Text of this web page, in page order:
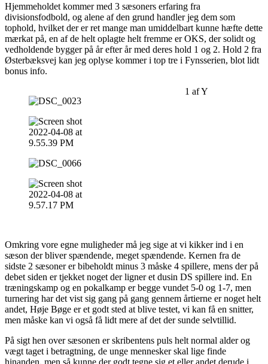
Hjemmeholdet kommer med 3 sæsoners erfaring fra
divisionsfodbold, og alene af den grund handler jeg dem som
tophold, hvilket der er ret mange man umiddelbart kunne hæfte dette
mærkat på, en af de helt oplagte helt fremme er OKS, der solidt og
vedholdende bygger på år efter år med deres hold 1 og 2. Hold 2 fra
Østerbæksvej kan jeg oplyse kommer i top tre i Fynsserien, blot lidt
bonus info.
1 afY
Omkring vore egne muligheder må jeg sige at vi kikker ind i en
sæson der bliver spændende, meget spændende. Kernen fra de
sidste 2 sæsoner er bibeholdt minus 3 måske 4 spillere, mens der på
debet siden er tjekket noget der ligner et dusin DS spillere ind. En
træningskamp og en pokalkamp er begge vundet 5-0 og 1-7, men
turnering har det vist sig gang på gang gennem årtierne er noget helt
andet, Høje Bøge er et godt sted at blive testet, vi kan få en snitter,
men måske kan vi også få lidt mere af det der sunde selvtillid.
På sigt hen over sæsonen er skribentens puls helt normal alder og
vægt taget i betragtning, de unge mennesker skal lige finde
hinanden, men så kunne der godt tegne sig et eller andet derude i